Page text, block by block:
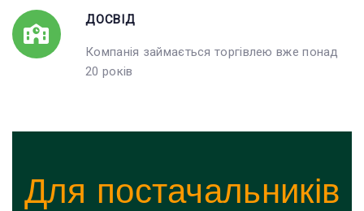
ДОСВІД
Компанія займається торгівлею вже понад
20 років
Для постачальників